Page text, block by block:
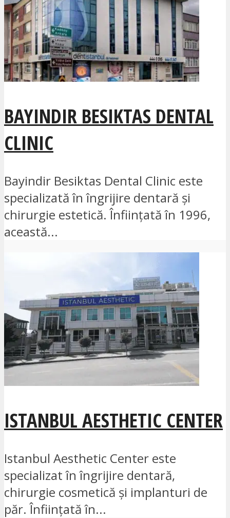
BAYINDIR BESIKTAS DENTAL
CLINIC
Bayindir Besiktas Dental Clinic este
specializată în îngrijire dentară și
chirurgie estetică. Înființată în 1996,
această...
ISTANBUL AESTHETIC CENTER
Istanbul Aesthetic Center este
specializat în îngrijire dentară,
chirurgie cosmetică și implanturi de
păr. Înființată în...